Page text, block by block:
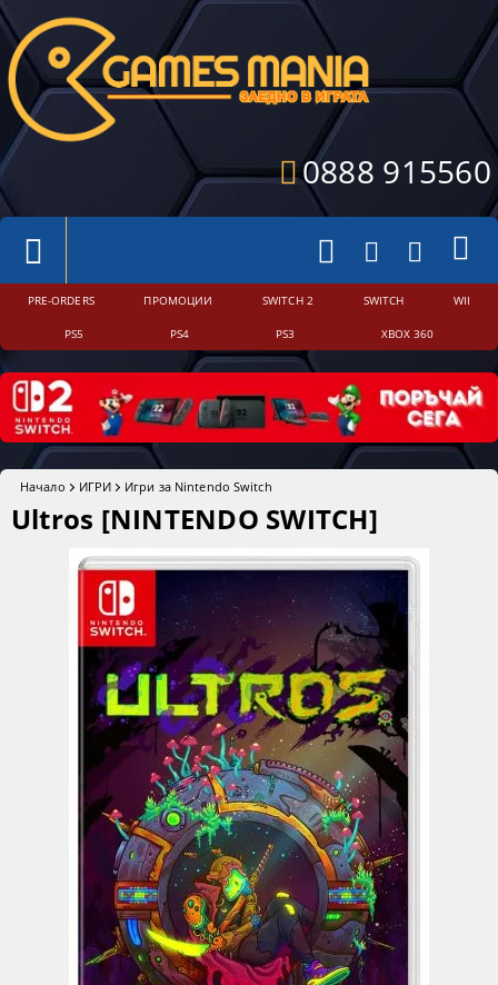
0888 915560
PRE-ORDERS ПРОМОЦИИ SWITCH 2 SWITCH WII
PS5 PS4 PS3 XBOX 360
Начало ИГРИ Игри за Nintendo Switch
Ultros [NINTENDO SWITCH]